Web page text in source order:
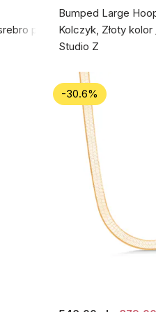
próby 925
Bumped Large
Kolczyk, Złoty
Studio Z
-30.6%